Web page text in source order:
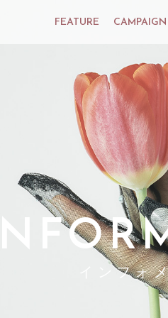
FEATURE CAMPAIGN
インフォ